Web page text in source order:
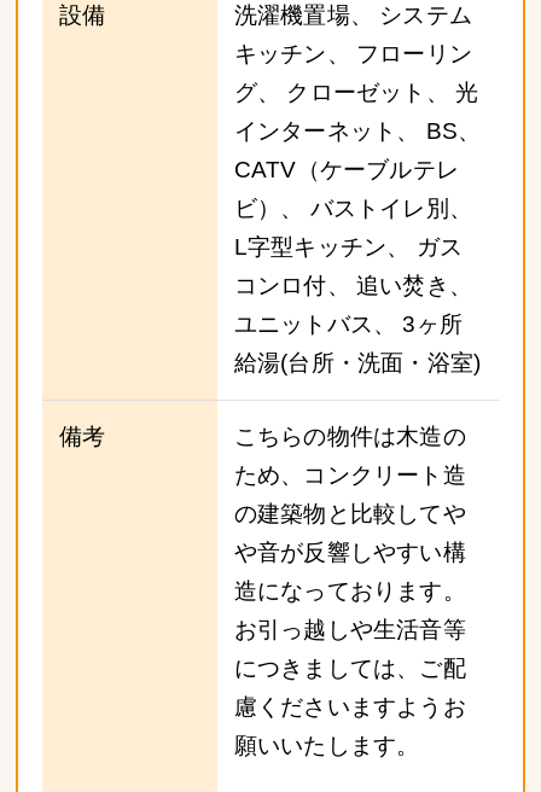
設備
洗濯機置場、 システム
キッチン、 フローリン
グ、 クローゼット、 光
インターネット、 BS、
CATV（ケーブルテレ
ビ）、 バストイレ別、
L字型キッチン、 ガス
コンロ付、 追い焚き、
ユニットバス、 3ヶ所
給湯(台所・洗面・浴室)
備考
こちらの物件は木造の
ため、コンクリート造
の建築物と比較してや
や音が反響しやすい構
造になっております。
お引っ越しや生活音等
につきましては、ご配
慮くださいますようお
願いいたします。